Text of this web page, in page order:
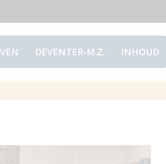
DEVENTER-M.Z. INHOUD